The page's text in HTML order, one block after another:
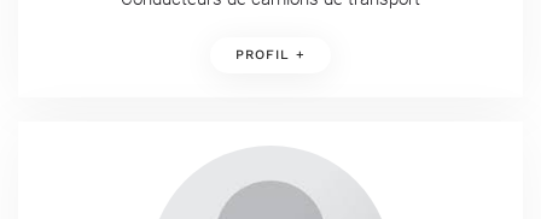
PROFIL +